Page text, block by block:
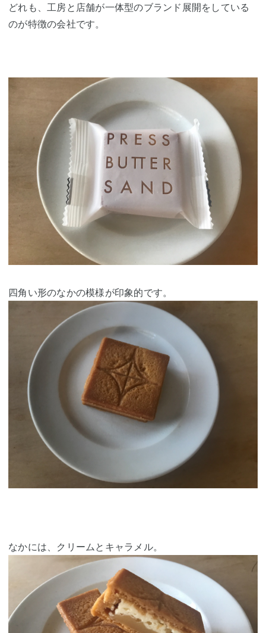
どれも、工房と店舗が一体型のブランド展開をしている
のが特徴の会社です。
四角い形のなかの模様が印象的です。
なかには、クリームとキャラメル。